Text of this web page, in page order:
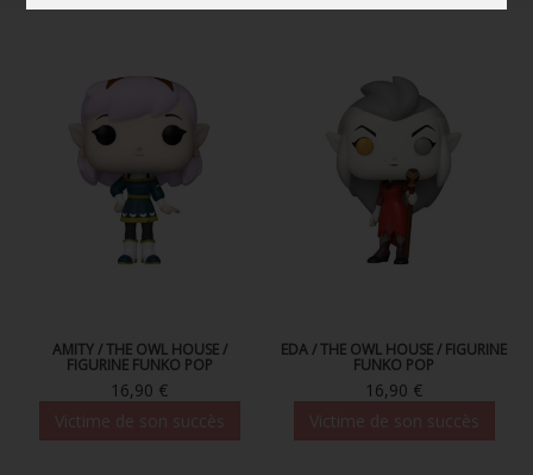
FIGURINES POP AUTRES FILMS
FIGURINES POP SPORTS
FIGURINES POP ANIME
FIGURINES POP STRANGER THINGS
AMITY / THE OWL HOUSE /
FIGURINE FUNKO POP
16,90 €
EDA / THE OWL HOUSE / FIGURINE
FUNKO POP
16,90 €